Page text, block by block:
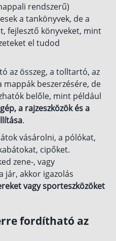
is kisegíthet, mint a
törlesztése.
rendszerű)
a tankönyvek, de a
fejlesztő könyveket, mint
el tudod
az összeg, a tolltartó, az
mappák beszerzésére, de
belőle, mint például
a rajzeszközök és a
.
vásárolni, a pólókat,
cipőket.
zene-, vagy
jár, akkor igazolás
vagy sporteszközöket
fordítható az